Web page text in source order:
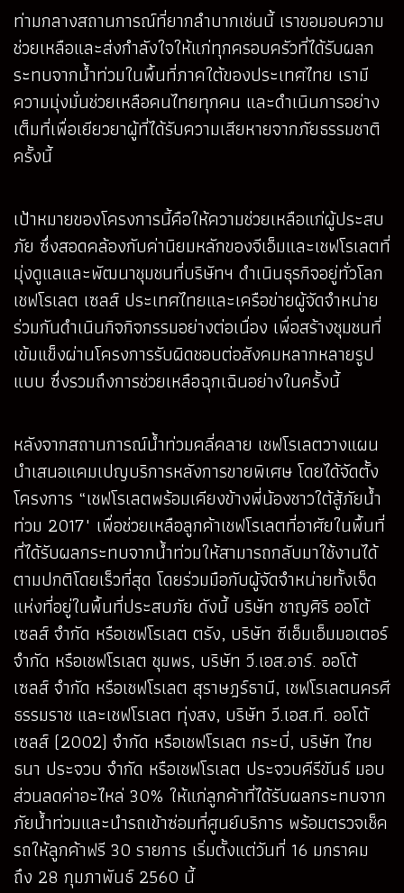
ท่ามกลางสถานการณ์ที่ยากลำบากเช่นนี้ เราขอมอบความ
ช่วยเหลือและส่งกำลังใจให้แก่ทุกครอบครัวที่ได้รับผลก
ระทบจากน้ำท่วมในพื้นที่ภาคใต้ของประเทศไทย เรามี
ความมุ่งมั่นช่วยเหลือคนไทยทุกคน และดำเนินการอย่าง
เต็มที่เพื่อเยียวยาผู้ที่ได้รับความเสียหายจากภัยธรรมชาติ
ครั้งนี้
เป้าหมายของโครงการนี้คือให้ความช่วยเหลือแก่ผู้ประสบ
ภัย ซึ่งสอดคล้องกับค่านิยมหลักของจีเอ็มและเชฟโรเลตที่
มุ่งดูแลและพัฒนาชุมชนที่บริษัทฯ ดำเนินธุรกิจอยู่ทั่วโลก
เชฟโรเลต เซลส์ ประเทศไทยและเครือข่ายผู้จัดจำหน่าย
ร่วมกันดำเนินกิจกิจกรรมอย่างต่อเนื่อง เพื่อสร้างชุมชนที่
เข้มแข็งผ่านโครงการรับผิดชอบต่อสังคมหลากหลายรูป
แบบ ซึ่งรวมถึงการช่วยเหลือฉุกเฉินอย่างในครั้งนี้
หลังจากสถานการณ์น้ำท่วมคลี่คลาย เชฟโรเลตวางแผน
นำเสนอแคมเปญบริการหลังการขายพิเศษ โดยได้จัดตั้ง
โครงการ “เชฟโรเลตพร้อมเคียงข้างพี่น้องชาวใต้สู้ภัยน้ำ
ท่วม 2017" เพื่อช่วยเหลือลูกค้าเชฟโรเลตที่อาศัยในพื้นที่
ที่ได้รับผลกระทบจากน้ำท่วมให้สามารถกลับมาใช้งานได้
ตามปกติโดยเร็วที่สุด โดยร่วมมือกับผู้จัดจำหน่ายทั้งเจ็ด
แห่งที่อยู่ในพื้นที่ประสบภัย ดังนี้ บริษัท ชาญศิริ ออโต้
เซลส์ จำกัด หรือเชฟโรเลต ตรัง, บริษัท ซีเอ็มเอ็มมอเตอร์
จำกัด หรือเชฟโรเลต ชุมพร, บริษัท วี.เอส.อาร์. ออโต้
เซลส์ จำกัด หรือเชฟโรเลต สุราษฎร์ธานี, เชฟโรเลตนครศี
ธรรมราช และเชฟโรเลต ทุ่งสง, บริษัท วี.เอส.ที. ออโต้
เซลส์ (2002) จำกัด หรือเชฟโรเลต กระบี่, บริษัท ไทย
ธนา ประจวบ จำกัด หรือเชฟโรเลต ประจวบคีรีขันธ์ มอบ
ส่วนลดค่าอะไหล่ 30% ให้แก่ลูกค้าที่ได้รับผลกระทบจาก
ภัยน้ำท่วมและนำรถเข้าซ่อมที่ศูนย์บริการ พร้อมตรวจเช็ค
รถให้ลูกค้าฟรี 30 รายการ เริ่มตั้งแต่วันที่ 16 มกราคม
ถึง 28 กุมภาพันธ์ 2560 นี้